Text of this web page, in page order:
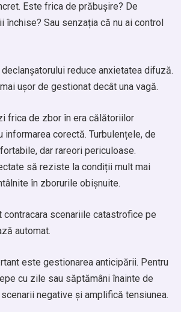
Este frica de prăbușire? De
închise? Sau senzația că nu ai control
reduce anxietatea difuză.
ușor de gestionat decât una vagă.
frica de zbor în era călătoriilor
corectă. Turbulențele, de
dar rareori periculoase.
să reziste la condiții mult mai
în zborurile obișnuite.
scenariile catastrofice pe
automat.
este gestionarea anticipării. Pentru
cu zile sau săptămâni înainte de
negative și amplifică tensiunea.